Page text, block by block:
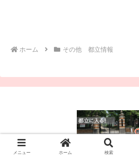
ホーム その他 都立情報
© 2025 都立に入る！.
メニュー ホーム 検索